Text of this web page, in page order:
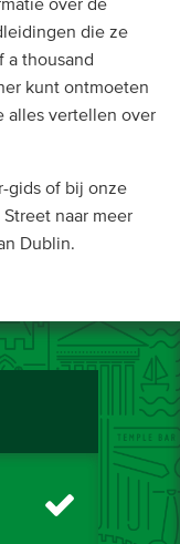
over de
die ze
a thousand
kunt ontmoeten
alles vertellen over
gids of bij onze
naar meer
Dublin.